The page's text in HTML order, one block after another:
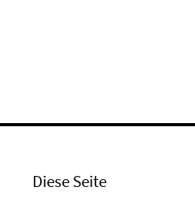
Diese Seite